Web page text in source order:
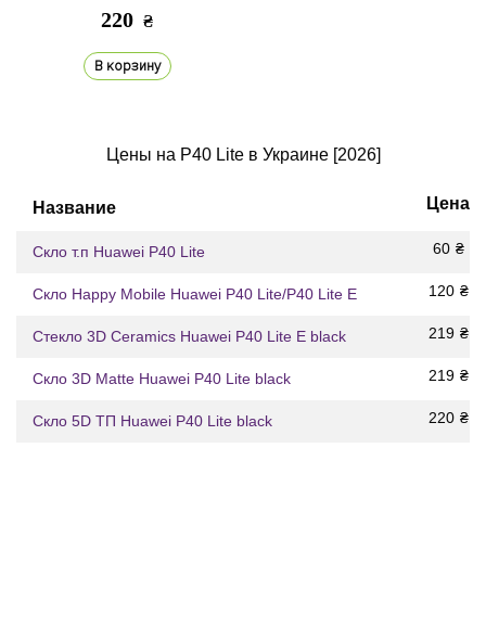
220 ₴
В корзину
Цены на P40 Lite в Украине [2026]
Название Цена
Скло т.п Huawei P40 Lite 60 ₴
Скло Happy Mobile Huawei P40 Lite/P40 Lite E 120 ₴
Стекло 3D Ceramics Huawei P40 Lite E black 219 ₴
Скло 3D Matte Huawei P40 Lite black 219 ₴
Скло 5D ТП Huawei P40 Lite black 220 ₴